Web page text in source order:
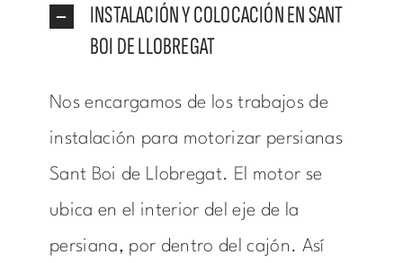
INSTALACIÓN Y COLOCACIÓN EN SANT
BOI DE LLOBREGAT
Nos encargamos de los trabajos de
instalación para motorizar persianas
Sant Boi de Llobregat. El motor se
ubica en el interior del eje de la
persiana, por dentro del cajón. Así